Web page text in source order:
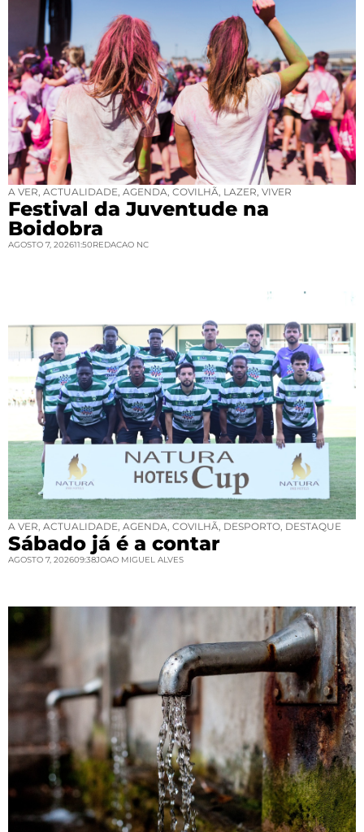
A VER, ACTUALIDADE, AGENDA, COVILHÃ, LAZER, VIVER
Festival da Juventude na
Boidobra
AGOSTO 7, 202611:50REDACAO NC
A VER, ACTUALIDADE, AGENDA, COVILHÃ, DESPORTO, DESTAQUE
Sábado já é a contar
AGOSTO 7, 202609:38JOAO MIGUEL ALVES